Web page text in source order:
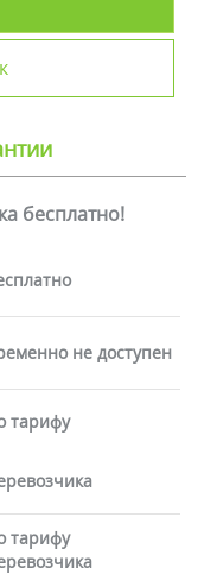
бесплатно!
не доступен
тарифу
тарифу